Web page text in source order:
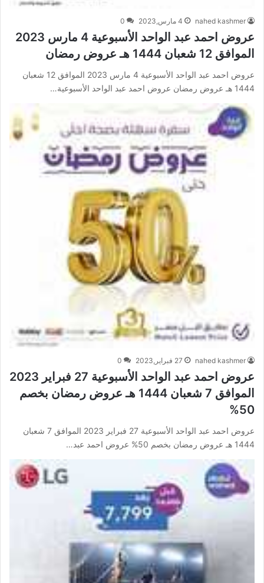
nahed kashmer 4 مارس,2023 0
عروض احمد عبد الواحد الأسبوعية 4 مارس 2023
الموافق 12 شعبان 1444 هـ عروض رمضان
عروض احمد عبد الواحد الأسبوعية 4 مارس 2023 الموافق 12 شعبان
1444 هـ عروض رمضان عروض احمد عبد الواحد الأسبوعية…
nahed kashmer 27 فبراير,2023 0
عروض احمد عبد الواحد الأسبوعية 27 فبراير 2023
الموافق 7 شعبان 1444 هـ عروض رمضان بخصم
50%
عروض احمد عبد الواحد الأسبوعية 27 فبراير 2023 الموافق 7 شعبان
1444 هـ عروض رمضان بخصم 50% عروض احمد عبد…